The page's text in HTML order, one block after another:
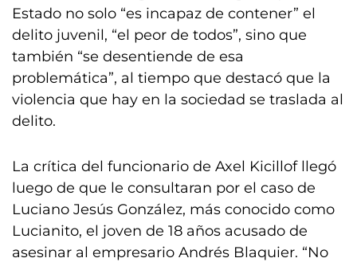
Estado no solo “es incapaz de contener” el
delito juvenil, “el peor de todos”, sino que
también “se desentiende de esa
problemática”, al tiempo que destacó que la
violencia que hay en la sociedad se traslada al
delito.
La crítica del funcionario de Axel Kicillof llegó
luego de que le consultaran por el caso de
Luciano Jesús González, más conocido como
Lucianito, el joven de 18 años acusado de
asesinar al empresario Andrés Blaquier. “No